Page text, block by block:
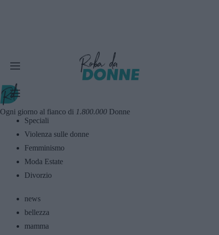
Ogni giorno al fianco di 1.800.000 Donne
Speciali
Violenza sulle donne
Femminismo
Moda Estate
Divorzio
news
bellezza
mamma